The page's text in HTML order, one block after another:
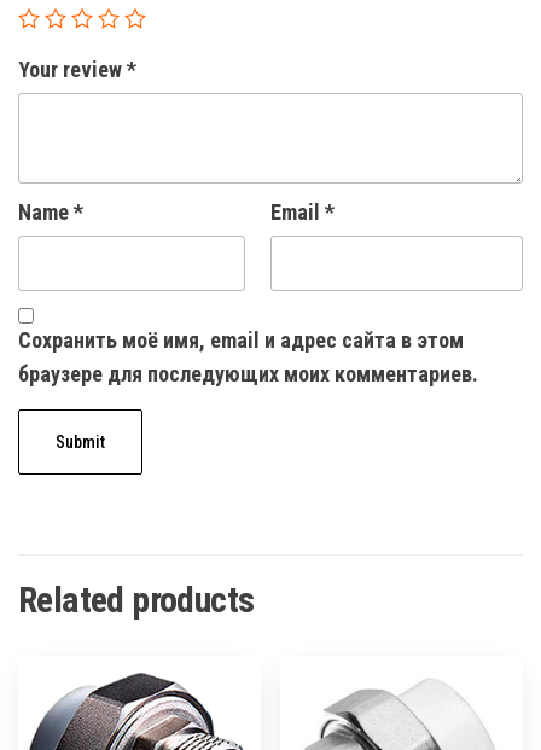
Your review*
Name* Email *
Сохранить моё имя, email и адрес сайта в этом
браузере для последующих моих комментариев.
Related products